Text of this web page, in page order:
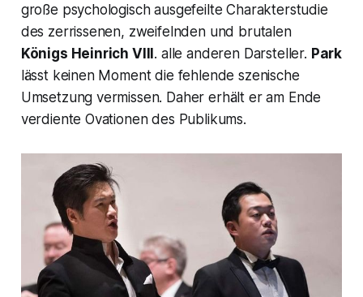
große psychologisch ausgefeilte Charakterstudie
des zerrissenen, zweifelnden und brutalen
Königs Heinrich VIII. alle anderen Darsteller. Park
lässt keinen Moment die fehlende szenische
Umsetzung vermissen. Daher erhält er am Ende
verdiente Ovationen des Publikums.